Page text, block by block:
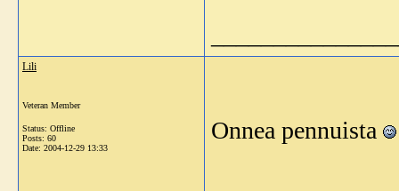
Lili
Veteran Member
Status: Offline
Posts: 60
Date: 2004-12-29 13:33
Onnea pennuista